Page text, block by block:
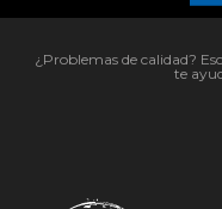
¿Problemas de calidad?
te